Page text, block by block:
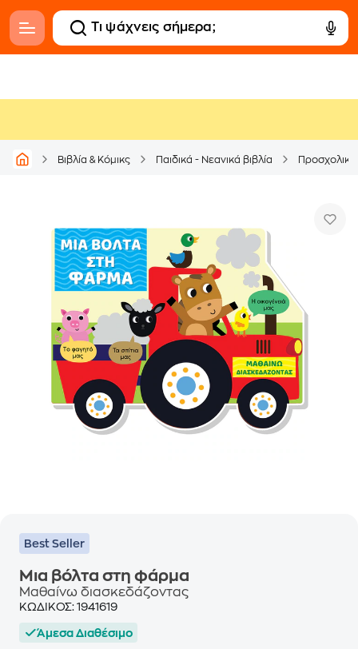
Βιβλία & Κόμικς Παιδικά - Νεανικά βιβλία Προσχολικά
Best Seller
Μια βόλτα στη φάρμα
Μαθαίνω διασκεδάζοντας
ΚΩΔΙΚΟΣ: 1941619
Άμεσα Διαθέσιμο